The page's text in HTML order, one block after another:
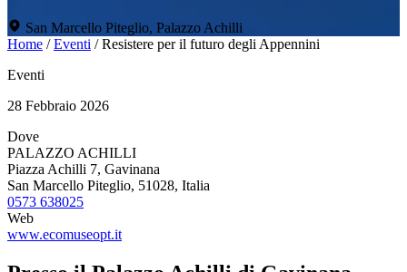
San Marcello Piteglio, Palazzo Achilli
Home /Eventi /Resistere per il futuro degli Appennini
Eventi
28 Febbraio 2026
Dove
PALAZZO ACHILLI
Piazza Achilli 7, Gavinana
San Marcello Piteglio, 51028, Italia
0573 638025
Web
www.ecomuseopt.it